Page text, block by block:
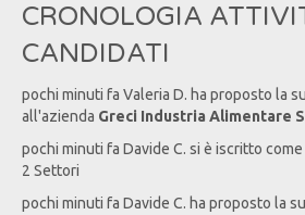
CRONOLOGIA
CANDIDATI
pochi minuti fa Valeria D. ha proposto la
all'azienda Greci Industria Alimentare
pochi minuti fa Davide C. si è iscritto
2 Settori
pochi minuti fa Davide C. ha proposto la